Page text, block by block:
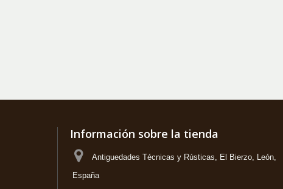
Información sobre la tienda
Antiguedades Técnicas y Rústicas, El Bierzo, León,
España